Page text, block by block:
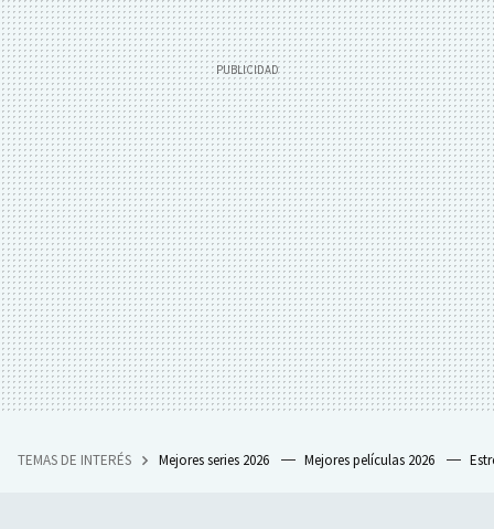
TEMAS DE INTERÉS Mejores series 2026 Mejores películas 2026